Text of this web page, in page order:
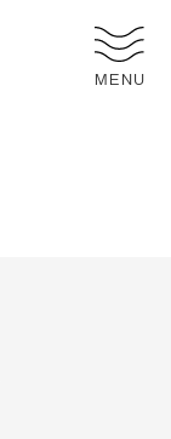
MENU